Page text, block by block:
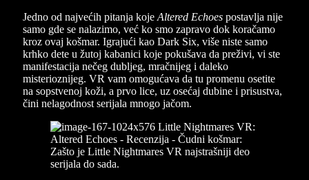
Jedno od najvećih pitanja koje Altered Echoes postavlja nije
samo gde se nalazimo, već ko smo zapravo dok koračamo
kroz ovaj košmar. Igrajući kao Dark Six, više niste samo
krhko dete u žutoj kabanici koje pokušava da preživi, vi ste
manifestacija nečeg dubljeg, mračnijeg i daleko
misterioznijeg. VR vam omogućava da tu promenu osetite
na sopstvenoj koži, a prvo lice, uz osećaj dubine i prisustva,
čini nelagodnost serijala mnogo jačom.